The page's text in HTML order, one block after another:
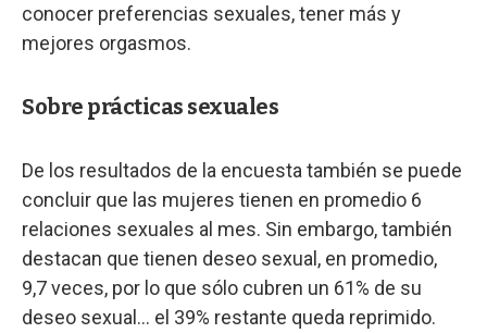
conocer preferencias sexuales, tener más y
mejores orgasmos.
Sobre prácticas sexuales
De los resultados de la encuesta también se puede
concluir que las mujeres tienen en promedio 6
relaciones sexuales al mes. Sin embargo, también
destacan que tienen deseo sexual, en promedio,
9,7 veces, por lo que sólo cubren un 61% de su
deseo sexual… el 39% restante queda reprimido.